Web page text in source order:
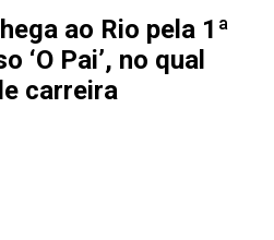
ao Rio pela 1ª
‘O Pai’, no qual
carreira